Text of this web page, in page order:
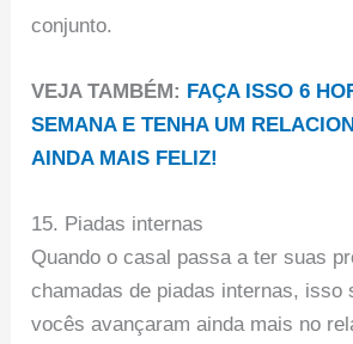
conjunto.
VEJA TAMBÉM: FAÇA ISSO 6
SEMANA E TENHA UM
AINDA MAIS FELIZ!
15. Piadas internas
Quando o casal passa a ter suas
chamadas de piadas internas, isso
vocês avançaram ainda mais no